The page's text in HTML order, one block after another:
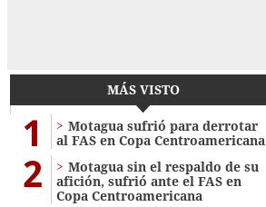
MÁS VISTO
1
Motagua sufrió para derrotar
al FAS en Copa Centroamericana
2
Motagua sin el respaldo de su
afición, sufrió ante el FAS en
Copa Centroamericana